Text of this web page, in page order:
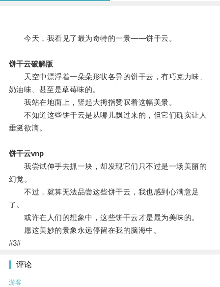
今天，我看见了最为奇特的一景——饼干云。
饼干云破解版
天空中漂浮着一朵朵形状各异的饼干云，有巧克力味、
奶油味、甚至是草莓味的。
我站在地面上，竖起大拇指赞叹着这幅美景。
不知道这些饼干云是从哪儿飘过来的，但它们确实让人
垂涎欲滴。
饼干云vnp
我尝试伸手去抓一块，却发现它们只不过是一场美丽的
幻觉。
不过，就算无法品尝这些饼干云，我也感到心满意足
了。
或许在人们的想象中，这些饼干云才是最为美味的。
愿这美妙的景象永远停留在我的脑海中。
#3#
评论
游客